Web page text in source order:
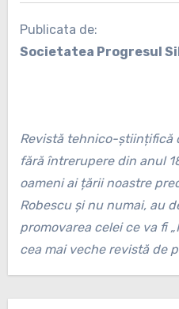
Publicata de:
Societatea Progresul
Revistă tehnico-științifică
fără întrerupere din anul
oameni ai țării noastre
Robescu și nu numai, au
promovarea celei ce va fi
cea mai veche revistă de